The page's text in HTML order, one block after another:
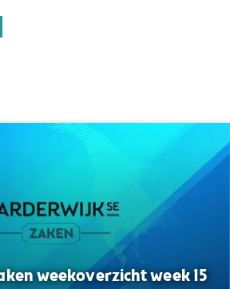
weekoverzicht week 15